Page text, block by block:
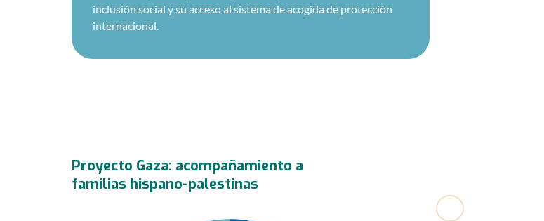
inclusión social y su acceso al sistema de acogida de protección
internacional.
Proyecto Gaza: acompañamiento a
familias hispano-palestinas